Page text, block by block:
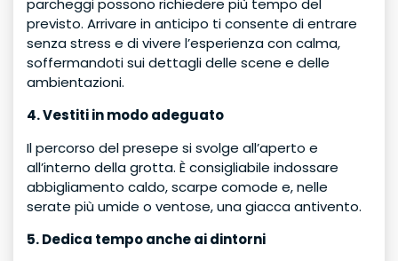
parcheggi possono richiedere più tempo del
previsto. Arrivare in anticipo ti consente di entrare
senza stress e di vivere l’esperienza con calma,
soffermandoti sui dettagli delle scene e delle
ambientazioni.
4. Vestiti in modo adeguato
Il percorso del presepe si svolge all’aperto e
all’interno della grotta. È consigliabile indossare
abbigliamento caldo, scarpe comode e, nelle
serate più umide o ventose, una giacca antivento.
5. Dedica tempo anche ai dintorni